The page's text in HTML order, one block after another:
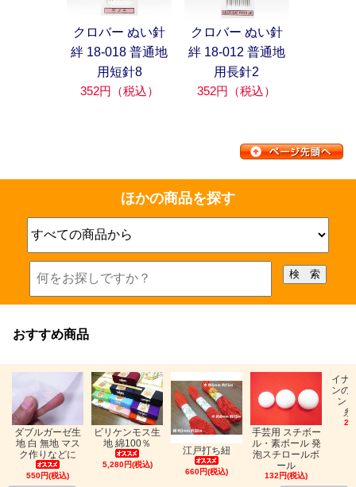
クロバー ぬい針
絆 18-018 普通地
用短針8
352円（税込）
クロバー ぬい針
絆 18-012 普通地
用長針2
352円（税込）
ほかの商品を探す
おすすめ商品
ダブルガーゼ生
地 白 無地 マス
ク作りなどに
550円(税込)
ビリケンモス生
地 綿100％
5,280円(税込)
江戸打ち紐
660円(税込)
手芸用 スチボー
ル・素ボール 発
泡スチロールボ
ール
132円(税込)
イナ
ンの
ン
糸